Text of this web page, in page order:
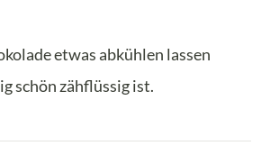
etwas abkühlen lassen
schön zähflüssig ist.